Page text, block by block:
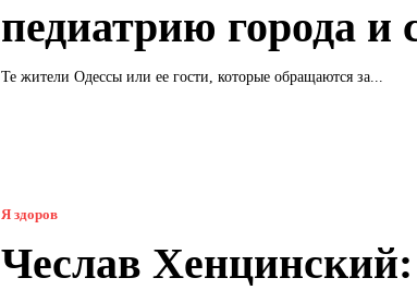
педиатрию города и
Те жители Одессы или ее гости, которые обращаются за...
Я здоров
Чеслав